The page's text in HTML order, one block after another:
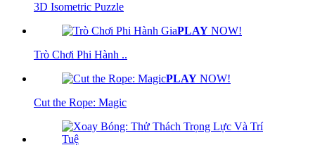
3D Isometric Puzzle
PLAY NOW!
Trò Chơi Phi Hành ..
PLAY NOW!
Cut the Rope: Magic